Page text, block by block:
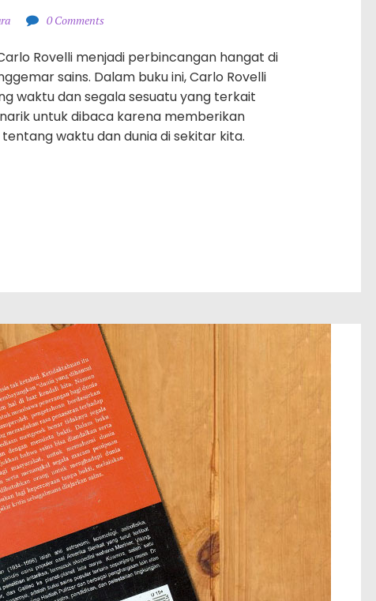
0 Comments
Rovelli menjadi perbincangan hangat di
sains. Dalam buku ini, Carlo Rovelli
waktu dan segala sesuatu yang terkait
untuk dibaca karena memberikan
waktu dan dunia di sekitar kita.